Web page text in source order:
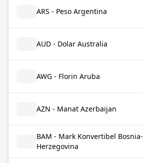
ARS - Peso Argentina
AUD - Dolar Australia
AWG - Florin Aruba
AZN - Manat Azerbaijan
BAM - Mark Konvertibel Bosnia-
Herzegovina